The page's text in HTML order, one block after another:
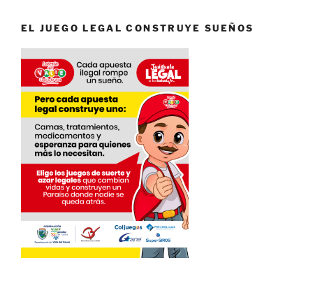
EL JUEGO LEGAL CONSTRUYE SUEÑOS